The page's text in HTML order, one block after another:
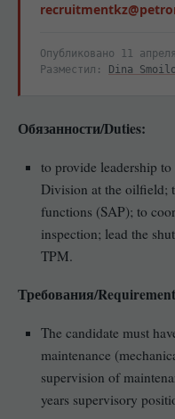
Опубликовано 11
Разместил:
Dina
Обязанности/Duties:
to provide leadership
Division at the oilfield;
functions (SAP); to
inspection; lead the
TPM.
Требования/
The candidate must
maintenance
supervision of
years supervisory